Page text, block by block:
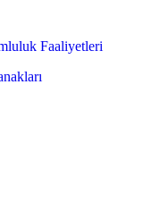
Faaliyetleri